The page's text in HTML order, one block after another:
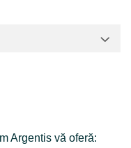
Argentis vă oferă: